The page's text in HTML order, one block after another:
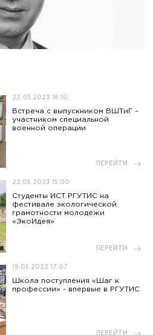
22.05.2023 16:10
Встреча с выпускником ВШТиГ –
участником специальной
военной операции
ПЕРЕЙТИ
22.05.2023 15:00
Студенты ИСТ РГУТИС на
фестивале экологической
грамотности молодежи
«ЭкоИдея»
ПЕРЕЙТИ
19.05.2023 17:07
Школа поступления «Шаг к
профессии» - впервые в РГУТИС
ПЕРЕЙТИ